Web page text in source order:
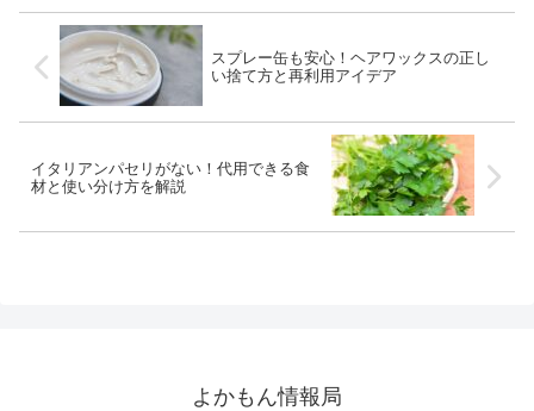
には明確な原因と対処法がある
スプレー缶も安心！ヘアワックスの正し
い捨て方と再利用アイデア
イタリアンパセリがない！代用できる食
材と使い分け方を解説
よかもん情報局